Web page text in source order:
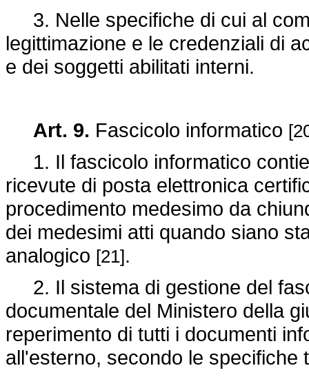
3. Nelle specifiche di cui al
legittimazione e le credenziali di
e dei soggetti abilitati interni.
Art. 9. Fascicolo informatico
1. Il fascicolo informatico
ricevute di posta elettronica
procedimento medesimo da
dei medesimi atti quando siano
analogico [21].
2. Il sistema di gestione del
documentale del Ministero della
reperimento di tutti i documenti
all'esterno, secondo le specifiche